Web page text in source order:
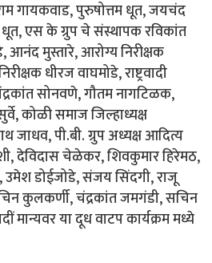
गायकवाड, पुरुषोत्तम धूत, जयचंद
एस के ग्रुप चे संस्थापक रविकांत
मुस्तारे, आरोग्य निरीक्षक
धीरज वाघमोडे, राष्ट्रवादी
सोनवणे, गौतम नागटिळक,
कोळी समाज जिल्हाध्यक्ष
जाधव, पी.बी. ग्रुप अध्यक्ष आदित्य
देविदास चेळेकर, शिवकुमार हिरेमठ,
उमेश डोईजोडे, संजय सिंदगी, राजू
कुलकर्णी, चंद्रकांत जमगंडी, सचिन
मान्यवर या दूध वाटप कार्यक्रम मध्ये